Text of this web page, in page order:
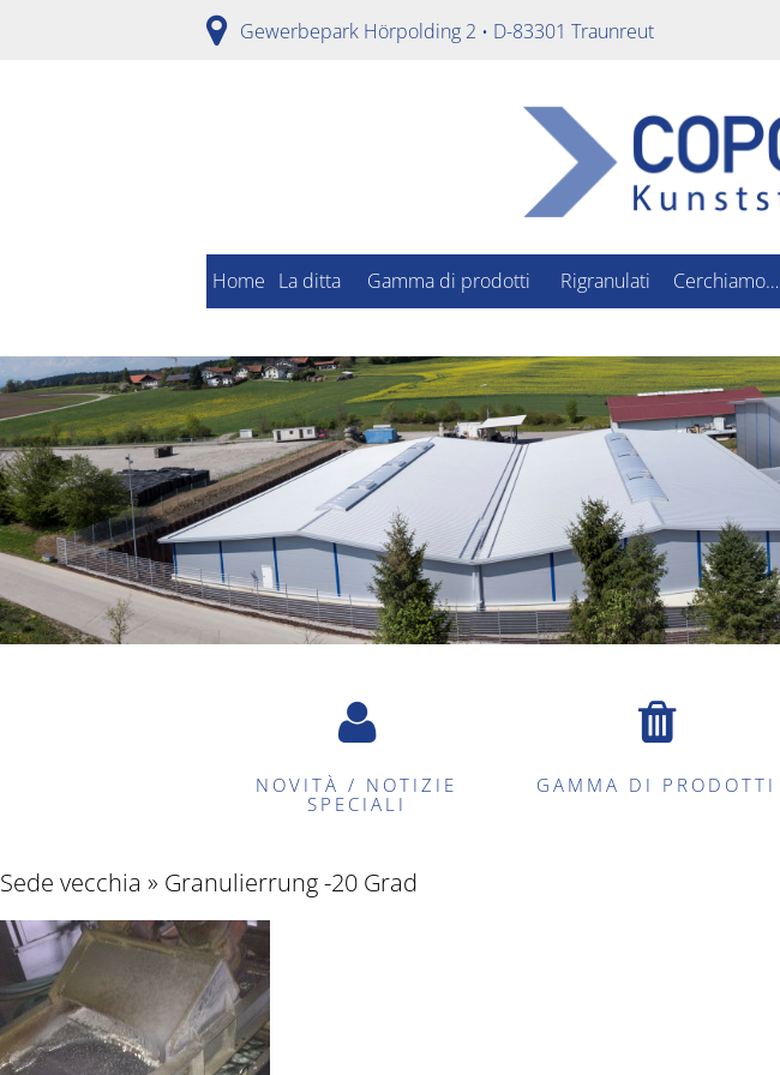
Gewerbepark Hörpolding 2 • D-83301 Traunreut
Home La ditta Gamma di prodotti Rigranulati Cerchiamo…
NOVITÀ / NOTIZIE
SPECIALI
GAMMA DI PRODOTTI
Sede vecchia » Granulierrung -20 Grad